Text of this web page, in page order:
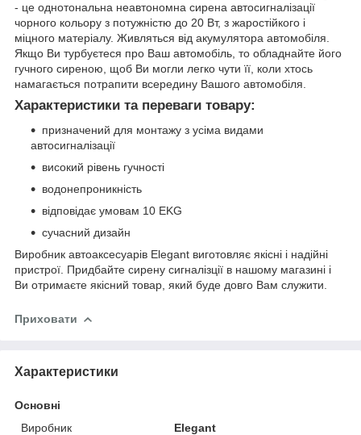
- це однотональна неавтономна сирена автосигналізації
чорного кольору з потужністю до 20 Вт, з жаростійкого і
міцного матеріалу. Живляться від акумулятора автомобіля.
Якщо Ви турбуєтеся про Ваш автомобіль, то обладнайте його
гучного сиреною, щоб Ви могли легко чути її, коли хтось
намагається потрапити всередину Вашого автомобіля.
Характеристики та переваги товару:
призначений для монтажу з усіма видами
автосигналізації
високий рівень гучності
водонепроникність
відповідає умовам 10 EKG
сучасний дизайн
Виробник автоаксесуарів Elegant виготовляє якісні і надійні
пристрої. Придбайте сирену сигналізції в нашому магазині і
Ви отримаєте якісний товар, який буде довго Вам служити.
Приховати
Характеристики
Основні
Виробник
Elegant